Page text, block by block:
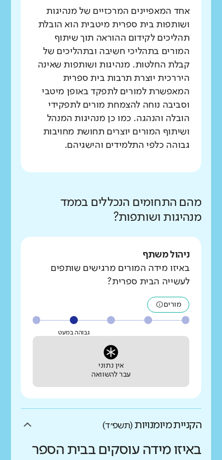
אחד המאפיינים המרכזיים של מנהיגות
ושותפות בית ספרית מיטבית הוא הובלת
תהליכים לקידום ההוראה תוך שיתוף
המורים בתהליכי חשיבה ובתהליכים של
קבלת החלטות. מנהיגות ושותפות שאינה
היררכית יוצרת תרבות בית ספרית
המאפשרת למורים לתפקד באופן מיטבי
וסביבה נוחה להצמחת מורים לתפקידי
הובלה והנהגה. כמו כן מנהיגות המנהל
ושיתוף המורים יוצרים תחושת מחויבות
גבוהה כלפי התלמידים והישגיהם.
מהם התחומים הנכללים בממד
מנהיגות ושותפות?
ניהול משתף
באיזו מידה המורים מרגישים שותפים
לעשייה הבית ספרית?
מורים
גבוהה במעט
אין נתוני
עבר להשוואה
הקניית מיומנויות (תשפ״ד)
באיזו מידה עוסקים בבית הספר